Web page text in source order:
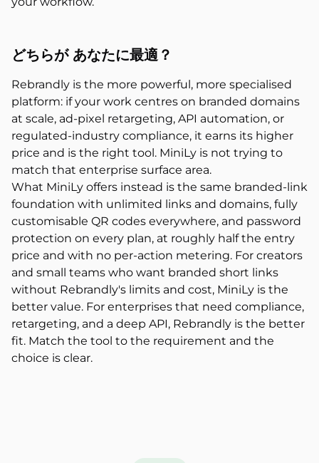
どちらが あなたに最適？
Rebrandly is the more powerful, more specialised
platform: if your work centres on branded domains
at scale, ad-pixel retargeting, API automation, or
regulated-industry compliance, it earns its higher
price and is the right tool. MiniLy is not trying to
match that enterprise surface area.
What MiniLy offers instead is the same branded-link
foundation with unlimited links and domains, fully
customisable QR codes everywhere, and password
protection on every plan, at roughly half the entry
price and with no per-action metering. For creators
and small teams who want branded short links
without Rebrandly's limits and cost, MiniLy is the
better value. For enterprises that need compliance,
retargeting, and a deep API, Rebrandly is the better
fit. Match the tool to the requirement and the
choice is clear.